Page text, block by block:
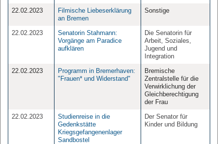
22.02.2023
Filmische Liebeserklärung
an Bremen
Sonstige
22.02.2023
Senatorin Stahmann:
Vorgänge am Paradice
aufklären
Die Senatorin für
Arbeit, Soziales,
Jugend und
Integration
22.02.2023
Programm in Bremerhaven:
"Frauen* und Widerstand"
Bremische
Zentralstelle für die
Verwirklichung der
Gleichberechtigung
der Frau
22.02.2023
Studienreise in die
Gedenkstätte
Kriegsgefangenenlager
Sandbostel
Der Senator für
Kinder und Bildung